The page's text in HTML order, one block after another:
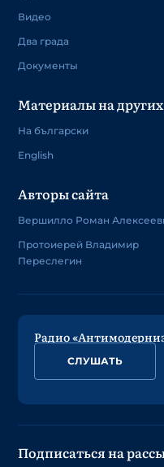
Видео
Два града
Документы
Материалы на
На български
English
Авторы сайта
Вершилло Роман
Протоиерей Владимир
Переслегин
Радио
СЛУШАТЬ
Подписаться на